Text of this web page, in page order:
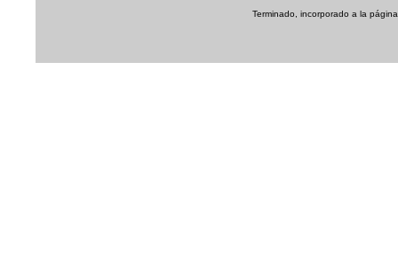
Terminado, incorporado a la